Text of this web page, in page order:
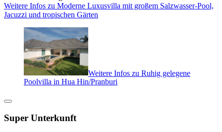
Weitere Infos zu Moderne Luxusvilla mit großem Salzwasser-Pool,
Jacuzzi und tropischen Gärten
Weitere Infos zu Ruhig gelegene
Poolvilla in Hua Hin/Pranburi
Super Unterkunft